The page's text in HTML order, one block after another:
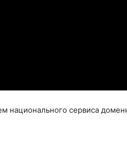
национального сервиса